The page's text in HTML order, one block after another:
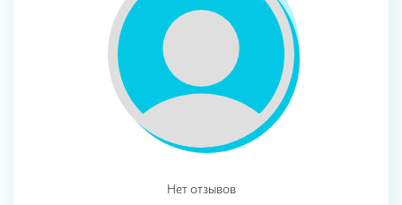
Нет отзывов